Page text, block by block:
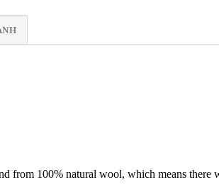
from 100% natural wool, which means